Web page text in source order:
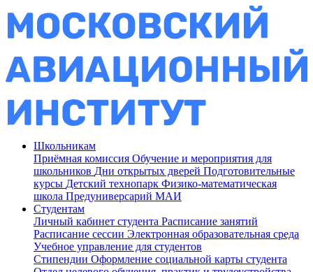
Школьникам
Приёмная комиссия Обучение и мероприятия для
школьников Дни открытых дверей Подготовительные
курсы Детский технопарк Физико-математическая
школа Предуниверсарий МАИ
Студентам
Личный кабинет студента Расписание занятий
Расписание сессии Электронная образовательная среда
Учебное управление для студентов
Стипендии Оформление социальной карты студента